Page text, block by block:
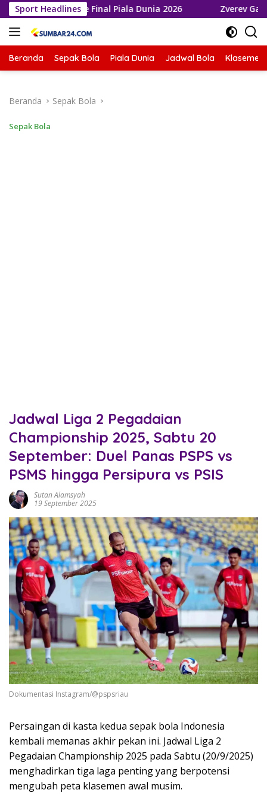
Langsung
ke
konten
Sport Headlines
ke Final Piala Dunia 2026 Zverev Gagal Juara di
Beranda Sepak Bola Piala Dunia Jadwal Bola Klasemen
Beranda Sepak Bola
Sepak Bola
Jadwal Liga 2 Pegadaian
Championship 2025, Sabtu 20
September: Duel Panas PSPS vs
PSMS hingga Persipura vs PSIS
Sutan Alamsyah
19 September 2025
Dokumentasi Instagram/@pspsriau
Persaingan di kasta kedua sepak bola Indonesia
kembali memanas akhir pekan ini. Jadwal Liga 2
Pegadaian Championship 2025 pada Sabtu (20/9/2025)
menghadirkan tiga laga penting yang berpotensi
mengubah peta klasemen awal musim.